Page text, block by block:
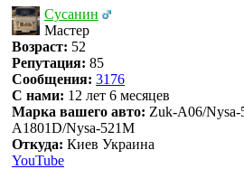
Сусанин
Мастер
Возраст: 52
Репутация: 85
Сообщения: 3176
С нами: 12 лет 6 месяцев
Марка вашего авто: Zuk-A06/Nysa-
A1801D/Nysa-521M
Откуда: Киев Украина
YouTube